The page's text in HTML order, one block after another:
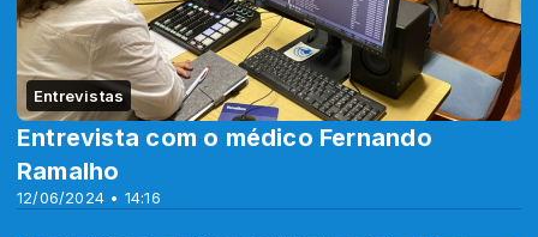
Entrevistas
12/06/2024 • 14:16
Entrevista com o médico Fernando
Ramalho